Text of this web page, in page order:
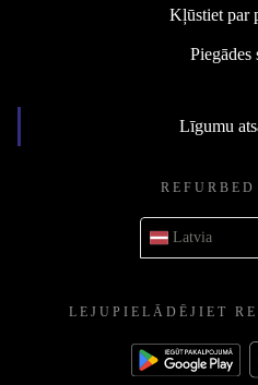
Kļūstiet par
Piegādes
Līgumu
Latvia
LEJUPIELĀDĒJIET